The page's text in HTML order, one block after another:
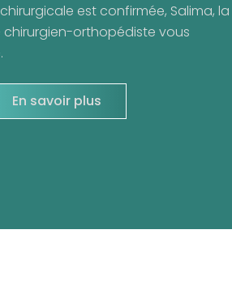
est confirmée, Salima, la
orthopédiste vous
En savoir plus